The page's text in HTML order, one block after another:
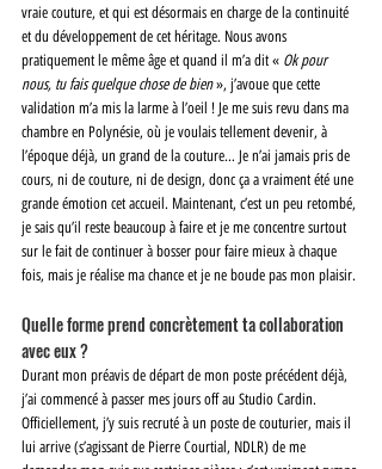
vraie couture, et qui est désormais en charge de la continuité
et du développement de cet héritage. Nous avons
pratiquement le même âge et quand il m’a dit « Ok pour
nous, tu fais quelque chose de bien », j’avoue que cette
validation m’a mis la larme à l’oeil ! Je me suis revu dans ma
chambre en Polynésie, où je voulais tellement devenir, à
l’époque déjà, un grand de la couture… Je n’ai jamais pris de
cours, ni de couture, ni de design, donc ça a vraiment été une
grande émotion cet accueil. Maintenant, c’est un peu retombé,
je sais qu’il reste beaucoup à faire et je me concentre surtout
sur le fait de continuer à bosser pour faire mieux à chaque
fois, mais je réalise ma chance et je ne boude pas mon plaisir.
Quelle forme prend concrètement ta collaboration
avec eux ?
Durant mon préavis de départ de mon poste précédent déjà,
j’ai commencé à passer mes jours off au Studio Cardin.
Officiellement, j’y suis recruté à un poste de couturier, mais il
lui arrive (s’agissant de Pierre Courtial, NDLR) de me